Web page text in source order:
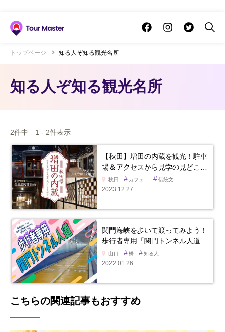
トップページ 知る人ぞ知る観光名所
知る人ぞ知る観光名所
2件中 1 - 2件表示
【秋田】増田の内蔵を観光！駐車
場＆アクセスから見学の見どこ…
秋田 # カフェ... #伝統文...
2023.12.27
関門海峡を歩いて渡ってみよう！
歩行者専用「関門トンネル人道…
山口 #橋 #知る人...
2022.01.26
こちらの関連記事もおすすめ